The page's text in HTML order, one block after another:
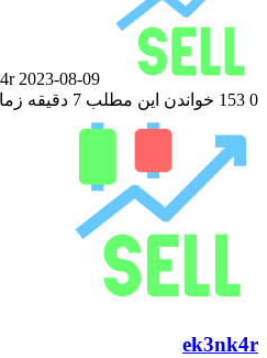
2023-08-09
0
خواندن این مطلب 7 دقیقه زمان میبرد
ek3nk4r